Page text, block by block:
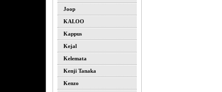
Joop
KALOO
Kappus
Kejal
Kelemata
Kenji Tanaka
Kenzo